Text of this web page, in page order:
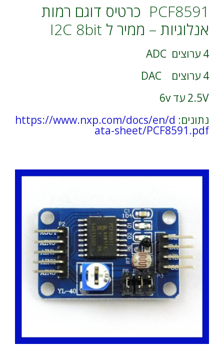
PCF8591 כרטיס דוגם רמות
אנלוגיות – ממיר ל I2C 8bit
4 ערוצים ADC
4 ערוצים DAC
2.5V עד 6v
נתונים: https://www.nxp.com/docs/en/d
ata-sheet/PCF8591.pdf